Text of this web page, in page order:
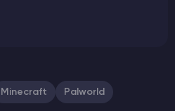
Minecraft Palworld